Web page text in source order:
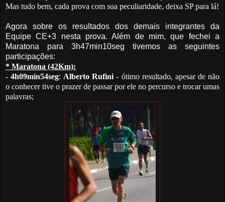
Mas tudo bem, cada prova com sua peculiaridade, deixa SP para lá!
Agora sobre os resultados dos demais integrantes da
Equipe CE+3 nesta prova. Além de mim, que fechei a
Maratona para 3h47min10seg tivemos as seguintes
participações:
* Maratona (42Km):
-4h09min54seg: Alberto Rufini - ótimo resultado, apesar de não
o conhecer tive o prazer de passar por ele no percurso e trocar umas
palavras;